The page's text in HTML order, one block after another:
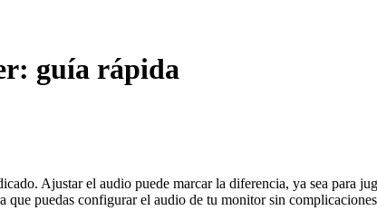
guía rápida
Ajustar el audio puede marcar la diferencia, ya sea para
que puedas configurar el audio de tu monitor sin